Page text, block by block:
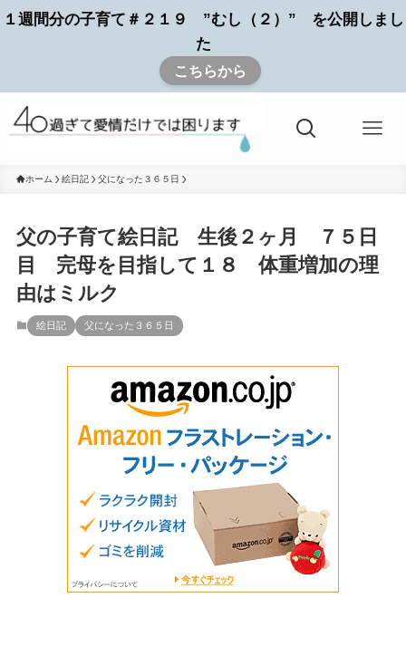
１週間分の子育て＃２１９ ”むし（２）” を公開しまし
た
こちらから
ホーム 絵日記 父になった３６５日
父の子育て絵日記 生後２ヶ月 ７５日
目 完母を目指して１８ 体重増加の理
由はミルク
絵日記 父になった３６５日